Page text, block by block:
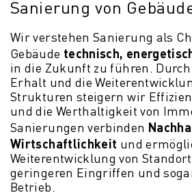
Sanierung von
Wir verstehen Sanierung als
Gebäude technisch,
in die Zukunft zu führen. Durch
Erhalt und die
Strukturen steigern wir
und die Werthaltigkeit von
Sanierungen verbinden
Wirtschaftlichkeit und
Weiterentwicklung von
geringeren Eingriffen und
Betrieb.